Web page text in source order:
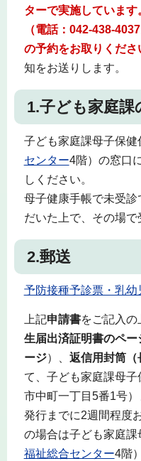
ターで実施していま
（電話：042-438-
の予約をお取りくださ
知をお送りします。
1.子ども家庭課
子ども家庭課母子保健
センター4階）の窓口
しください。
母子健康手帳で未受
だいた上で、その場で
2.郵送
予防接種予診票・乳
上記申請書をご記入の
生届出済証明書のペー
ージ）、 返信用封筒（
て、子ども家庭課母
市中町一丁目5番1号）
発行までに2週間程度
の場合は子ども家庭課
福祉総合センター4階